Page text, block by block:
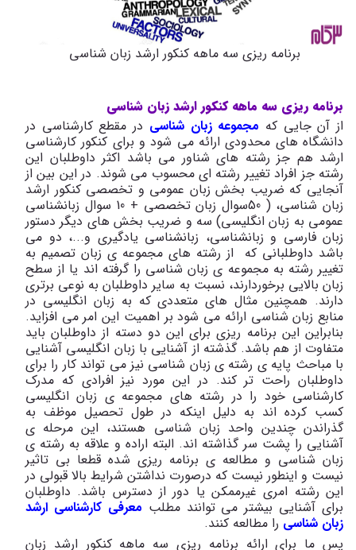
برنامه ریزی سه ماهه کنکور ارشد زبان شناسی
برنامه ریزی سه ماهه کنکور ارشد زبان شناسی
از آن جایی که مجموعه زبان شناسی در مقطع کارشناسی در
دانشگاه های محدودی ارائه می شود و برای کنکور کارشناسی
ارشد هم جز رشته های شناور می باشد اکثر داوطلبان این
رشته جز افراد تغییر رشته ای محسوب می شوند. در این بین از
آنجایی که ضریب بخش زبان عمومی و تخصصی کنکور ارشد
زبان شناسی، ( 50سوال زبان تخصصی + 10 سوال زبانشناسی
عمومی به زبان انگلیسی) سه و ضریب بخش های دیگر دستور
زبان فارسی و زبانشناسی، زبانشناسی یادگیری و...، دو می
باشد داوطلبانی که از رشته های مجموعه ی زبان تصمیم به
تغییر رشته به مجموعه ی زبان شناسی را گرفته اند یا از سطح
زبان بالایی برخوردارند، نسبت به سایر داوطلبان به نوعی برتری
دارند. همچنین مثال های متعددی که به زبان انگلیسی در
منابع زبان شناسی ارائه می شود بر اهمیت این امر می افزاید.
بنابراین این برنامه ریزی برای این دو دسته از داوطلبان باید
متفاوت از هم باشد. گذشته از آشنایی با زبان انگلیسی آشنایی
با مباحث پایه ی رشته ی زبان شناسی نیز می تواند کار را برای
داوطلبان راحت تر کند. در این مورد نیز افرادی که مدرک
کارشناسی خود را در رشته های مجموعه ی زبان انگلیسی
کسب کرده اند به دلیل اینکه در طول تحصیل موظف به
گذراندن چندین واحد زبان شناسی هستند، این مرحله ی
آشنایی را پشت سر گذاشته اند. البته اراده و علاقه به رشته ی
زبان شناسی و مطالعه ی برنامه ریزی شده قطعا بی تاثیر
نیست و اینطور نیست که درصورت نداشتن شرایط بالا قبولی در
این رشته امری غیرممکن یا دور از دسترس باشد. داوطلبان
برای آشنایی بیشتر می توانند مطلب معرفی کارشناسی ارشد
زبان شناسی را مطالعه کنند.
پس ما برای ارائه برنامه ریزی سه ماهه کنکور ارشد زبان